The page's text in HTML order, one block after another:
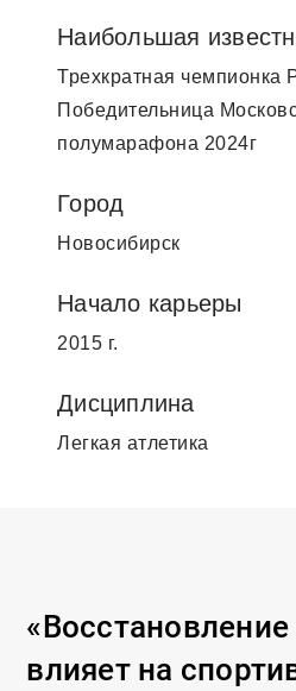
Наибольшая
Трехкратная чемпионка
Победительница
полумарафона 2024г
Город
Новосибирск
Начало карьеры
2015 г.
Дисциплина
Легкая атлетика
влияет на